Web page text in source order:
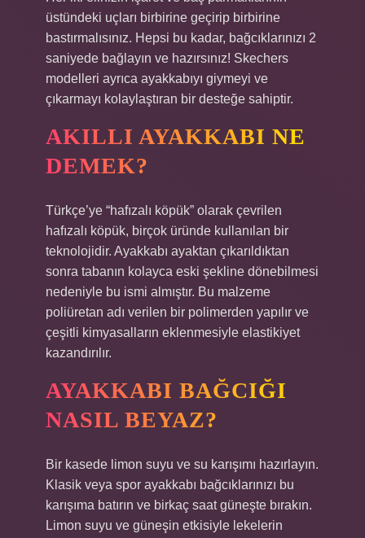
üstündeki uçları birbirine geçirip birbirine
bastırmalısınız. Hepsi bu kadar, bağcıklarınızı 2
saniyede bağlayın ve hazırsınız! Skechers
modelleri ayrıca ayakkabıyı giymeyi ve
çıkarmayı kolaylaştıran bir desteğe sahiptir.
AKILLI AYAKKABI NE
DEMEK?
Türkçe’ye “hafızalı köpük” olarak çevrilen
hafızalı köpük, birçok üründe kullanılan bir
teknolojidir. Ayakkabı ayaktan çıkarıldıktan
sonra tabanın kolayca eski şekline dönebilmesi
nedeniyle bu ismi almıştır. Bu malzeme
poliüretan adı verilen bir polimerden yapılır ve
çeşitli kimyasalların eklenmesiyle elastikiyet
kazandırılır.
AYAKKABI BAĞCIĞI
NASIL BEYAZ?
Bir kasede limon suyu ve su karışımı hazırlayın.
Klasik veya spor ayakkabı bağcıklarınızı bu
karışıma batırın ve birkaç saat güneşte bırakın.
Limon suyu ve güneşin etkisiyle lekelerin